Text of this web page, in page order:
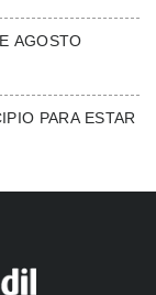
AGOSTO
PARA ESTAR